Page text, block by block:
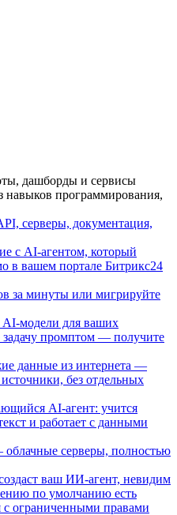
дашборды и сервисы
навыков программирования,
серверы, документация,
с AI-агентом, который
в вашем портале Битрикс24
за минуты или мигрируйте
AI-модели для ваших
промптом — получите
данные из интернета —
без отдельных
AI-агент: учится
и работает с данными
серверы, полностью
ваш ИИ-агент, невидим
по умолчанию есть
с ограниченными правами